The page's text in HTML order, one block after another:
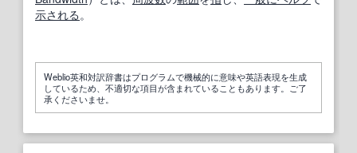
示される 。
Weblio英和対訳辞書はプログラムで機械的に意味や英語表現を生成
しているため、不適切な項目が含まれていることもあります。ご了
承くださいませ。